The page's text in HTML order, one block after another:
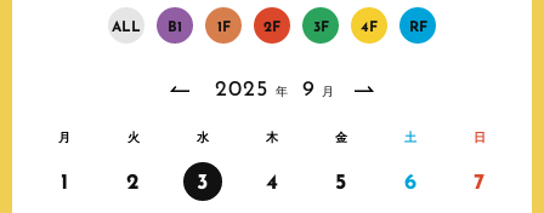
AL L B1 1 F 2F 3F 4F RF
2025 年 9 月
月 火 水 木 金 土 日
1 2 3 4 5 6 7